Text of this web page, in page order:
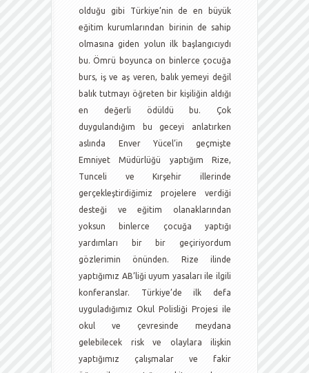
olduğu gibi Türkiye’nin de en büyük
eğitim kurumlarından birinin de sahip
olmasına giden yolun ilk başlangıcıydı
bu. Ömrü boyunca on binlerce çocuğa
burs, iş ve aş veren, balık yemeyi değil
balık tutmayı öğreten bir kişiliğin aldığı
en değerli ödüldü bu. Çok
duygulandığım bu geceyi anlatırken
aslında Enver Yücel’in geçmişte
Emniyet Müdürlüğü yaptığım Rize,
Tunceli ve Kırşehir illerinde
gerçekleştirdiğimiz projelere verdiği
desteği ve eğitim olanaklarından
yoksun binlerce çocuğa yaptığı
yardımları bir bir geçiriyordum
gözlerimin önünden. Rize ilinde
yaptığımız AB’liği uyum yasaları ile ilgili
konferanslar. Türkiye’de ilk defa
uyguladığımız Okul Polisliği Projesi ile
okul ve çevresinde meydana
gelebilecek risk ve olaylara ilişkin
yaptığımız çalışmalar ve fakir